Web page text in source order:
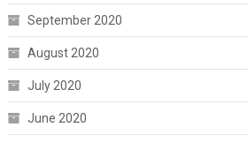
September 2020
August 2020
July 2020
June 2020